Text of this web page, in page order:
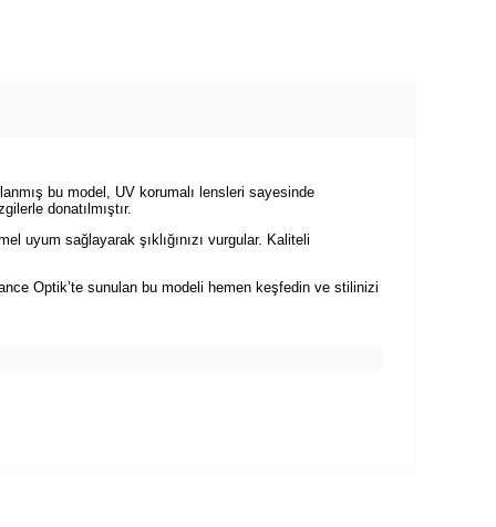
bu model, UV korumalı lensleri sayesinde
donatılmıştır.
uyum sağlayarak şıklığınızı vurgular. Kaliteli
Optik’te sunulan bu modeli hemen keşfedin ve stilinizi